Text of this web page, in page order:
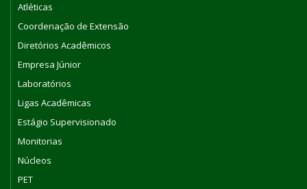
Atléticas
Coordenação de Extensão
Diretórios Acadêmicos
Empresa Júnior
Laboratórios
Ligas Acadêmicas
Estágio Supervisionado
Monitorias
Núcleos
PET